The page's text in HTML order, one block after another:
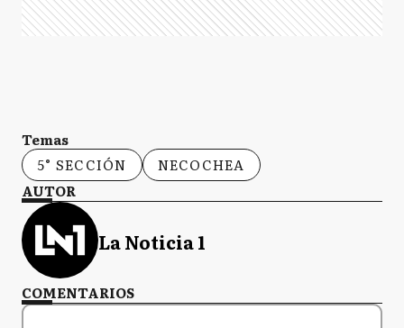
Temas
5° SECCIÓN
NECOCHEA
AUTOR
La Noticia 1
COMENTARIOS